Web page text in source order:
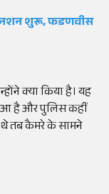
अनशन शुरू, फडणवीस
क्या किया है। यह
है और पुलिस कहीं
थे तब कैमरे के सामने